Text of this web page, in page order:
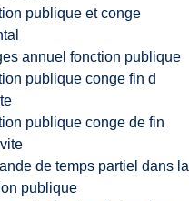
publique et conge
annuel fonction publique
publique conge fin d
publique conge de fin
de temps partiel dans la
publique